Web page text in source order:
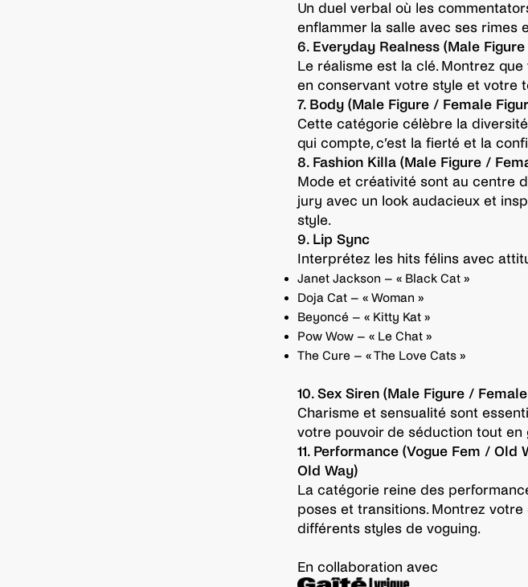
Un duel verbal où les
enflammer la salle avec ses rimes
6. Everyday Realness (Male
Le réalisme est la clé. Montrez
en conservant votre style et votre
7. Body (Male Figure / Female
Cette catégorie célèbre la
qui compte, c’est la fierté et la
8. Fashion Killa (Male Figure /
Mode et créativité sont au centre
jury avec un look audacieux et
style.
9. Lip Sync
Interprétez les hits félins avec
Janet Jackson – « Black Cat »
Doja Cat – « Woman »
Beyoncé – « Kitty Kat »
Pow Wow – « Le Chat »
The Cure – « The Love Cats »
10. Sex Siren (Male Figure /
Charisme et sensualité sont
votre pouvoir de séduction tout
11. Performance (Vogue Fem /
Old Way)
La catégorie reine des
poses et transitions. Montrez
différents styles de voguing.
En collaboration avec